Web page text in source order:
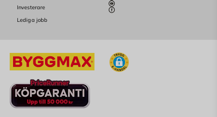
Investerare
Lediga jobb